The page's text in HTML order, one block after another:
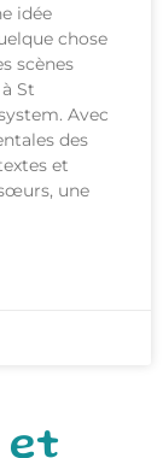
idée
chose
scènes
St
Avec
des
et
une
et